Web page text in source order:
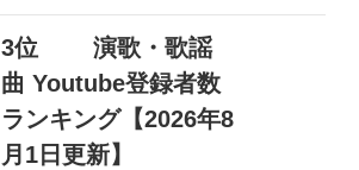
3位
演歌・歌謡
曲 Youtube登録者数
ランキング【2026年8
月1日更新】